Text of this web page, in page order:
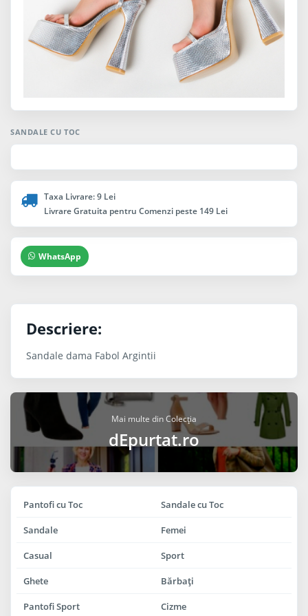
SANDALE CU TOC
Taxa Livrare: 9 Lei
Livrare Gratuita pentru Comenzi peste 149 Lei
WhatsApp
Descriere:
Sandale dama Fabol Argintii
Mai multe din Colecția
dEpurtat.ro
Pantofi cu Toc Sandale cu Toc
Sandale Femei
Casual Sport
Ghete Bărbaţi
Pantofi Sport Cizme